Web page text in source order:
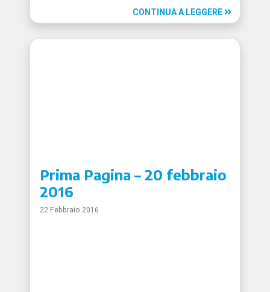
CONTINUA A LEGGERE
Prima Pagina – 20 febbraio
2016
22 Febbraio 2016